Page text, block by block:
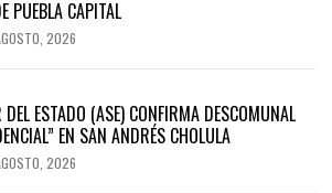
PUEBLA CAPITAL
2026
ESTADO (ASE) CONFIRMA DESCOMUNAL
EN SAN ANDRÉS CHOLULA
2026